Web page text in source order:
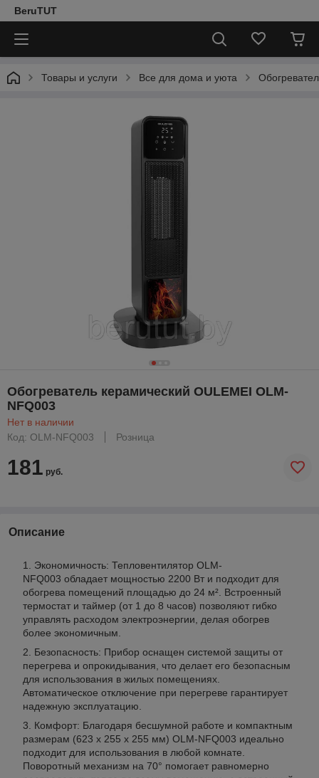
BeruTUT
Товары и услуги Все для дома и уюта
Обогреватель керамический OULEMEI OLM-
NFQ003
Нет в наличии
Код: OLM-NFQ003
Розница
181 руб.
Описание
Экономичность: Тепловентилятор OLM-
NFQ003 обладает мощностью 2200 Вт и подходит для
обогрева помещений площадью до 24 м². Встроенный
термостат и таймер (от 1 до 8 часов) позволяют гибко
управлять расходом электроэнергии, делая обогрев
более экономичным.
Безопасность: Прибор оснащен системой защиты от
перегрева и опрокидывания, что делает его безопасным
для использования в жилых помещениях.
Автоматическое отключение при перегреве гарантирует
надежную эксплуатацию.
Комфорт: Благодаря бесшумной работе и компактным
размерам (623 х 255 х 255 мм) OLM-NFQ003 идеально
подходит для использования в любой комнате.
Поворотный механизм на 70° помогает равномерно